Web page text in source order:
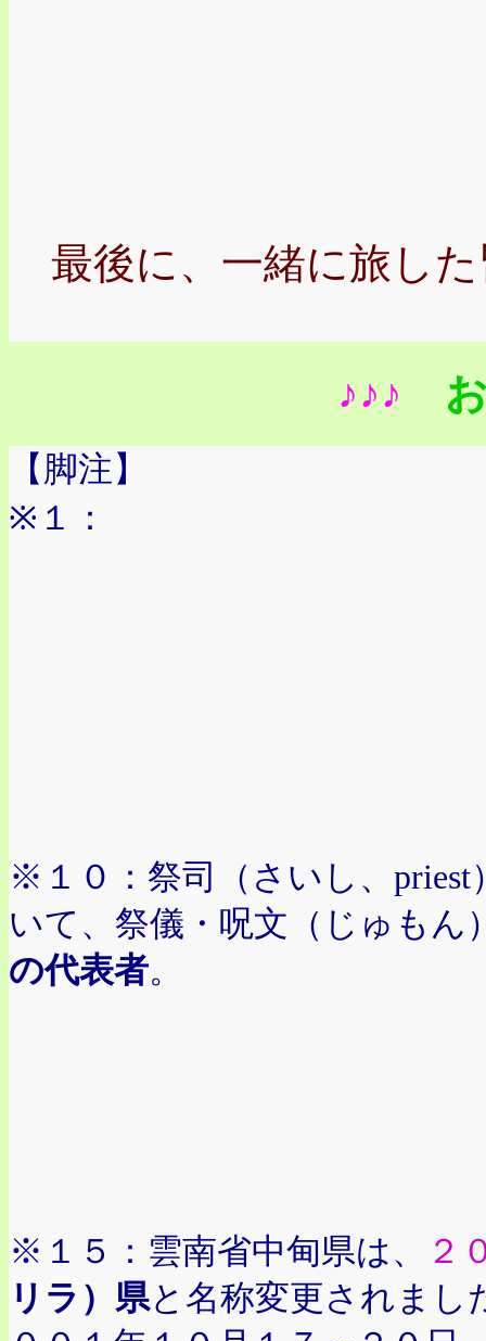
最後に、一緒に旅し
♪♪♪
【脚注】
※１：
※１０：祭司（さいし、
いて、祭儀・呪文（じゅもん
の代表者。
※１５：雲南省中甸県は、
２
リラ）県と名称変更されまし